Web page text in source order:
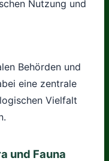
Nutzung und
Behörden und
eine zentrale
Vielfalt
und Fauna